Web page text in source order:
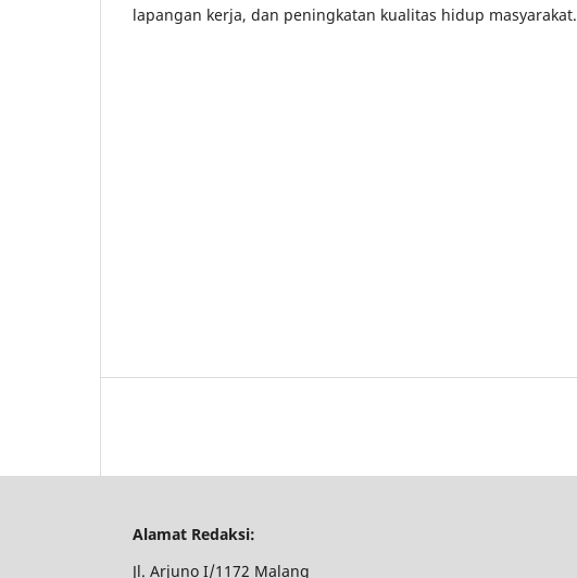
lapangan kerja, dan peningkatan kualitas hidup masyarakat.
Alamat Redaksi:
Jl. Arjuno I/1172 Malang